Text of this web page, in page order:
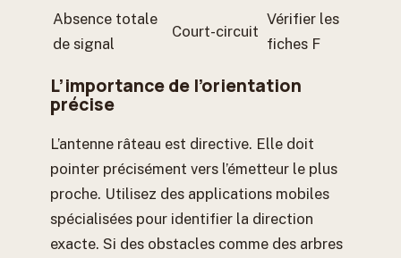
Absence totale
de signal
Court-circuit
Vérifier les
fiches F
L’importance de l’orientation
précise
L’antenne râteau est directive. Elle doit
pointer précisément vers l’émetteur le plus
proche. Utilisez des applications mobiles
spécialisées pour identifier la direction
exacte. Si des obstacles comme des arbres